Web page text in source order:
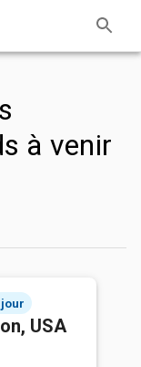
à venir
jour
USA